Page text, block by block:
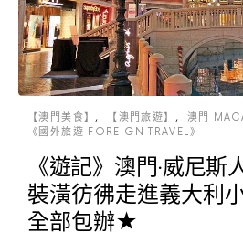
【澳門美食】 【澳門旅遊】
澳門
《國外旅遊 FOREIGN TRAVEL》
《遊記》澳門‧威尼斯
裝潢彷彿走進義大利
全部包辦★